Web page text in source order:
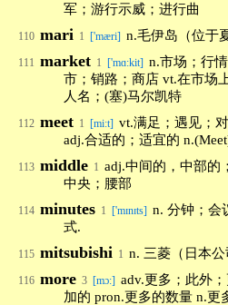
军；游行示威；进行曲
110 mari 1 ['mæri] n.毛伊岛（位于
111 market 1 ['mɑ:kit] n.市场；行
市；销路；商店 vt.在市场
人名；(塞)马尔凯特
112 meet 1 [mi:t] vt.满足；遇见；
adj.合适的；适宜的
113 middle 1 adj.中间的，中部的
中央；腰部
114 minutes 1 ['mɪnɪts] n. 分钟；会
式.
115 mitsubishi 1 n. 三菱（日本公
116 more 3 [mɔ:] adv.更多；此外
加的 pron.更多的数量 n.更